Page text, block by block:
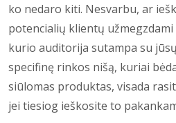
ko nedaro kiti. Nesvarbu, ar
potencialių klientų
kurio auditorija sutampa su
specifinę rinkos nišą, kuriai
siūlomas produktas, visada
jei tiesiog ieškosite to